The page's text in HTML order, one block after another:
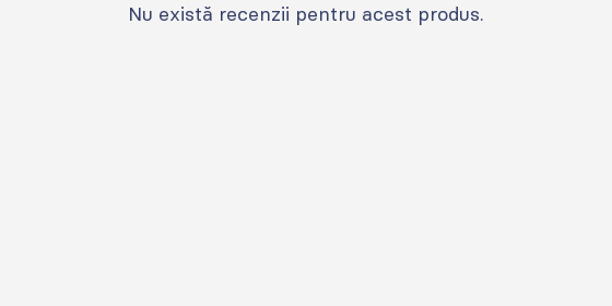
Nu există recenzii pentru acest produs.